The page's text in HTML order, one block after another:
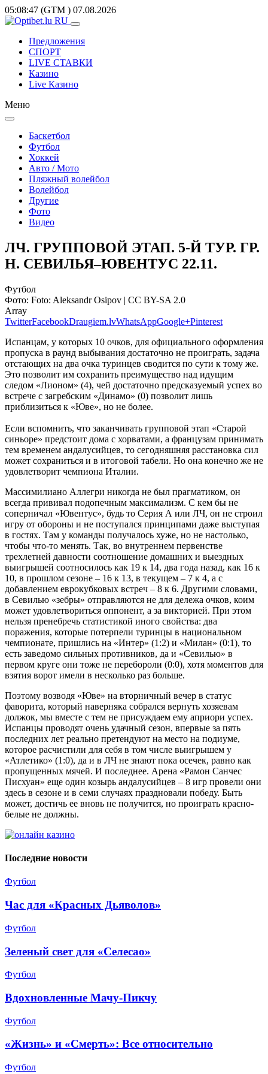
05:08:47 (GTM ) 07.08.2026
Предложения
СПОРТ
LIVE СТАВКИ
Казино
Live Казино
Меню
Баскетбол
Футбол
Хоккей
Авто / Мото
Пляжный волейбол
Волейбол
Другие
Фото
Видео
ЛЧ. ГРУППОВОЙ ЭТАП. 5-Й ТУР. ГР.
Н. СЕВИЛЬЯ–ЮВЕНТУС 22.11.
Футбол
Фото: Foto: Aleksandr Osipov | CC BY-SA 2.0
Array
TwitterFacebookDraugiem.lvWhatsAppGoogle+Pinterest
Испанцам, у которых 10 очков, для официального оформления
пропуска в раунд выбывания достаточно не проиграть, задача
отстающих на два очка туринцев сводится по сути к тому же.
Это позволит им сохранить преимущество над идущим
следом «Лионом» (4), чей достаточно предсказуемый успех во
встрече с загребским «Динамо» (0) позволит лишь
приблизиться к «Юве», но не более.
Если вспомнить, что заканчивать групповой этап «Старой
синьоре» предстоит дома с хорватами, а французам принимать
тем временем андалусийцев, то сегодняшняя расстановка сил
может сохраниться и в итоговой табели. Но она конечно же не
удовлетворит чемпиона Италии.
Массимилиано Аллегри никогда не был прагматиком, он
всегда прививал подопечным максимализм. С кем бы не
соперничал «Ювентус», будь то Серия А или ЛЧ, он не строил
игру от обороны и не поступался принципами даже выступая
в гостях. Там у команды получалось хуже, но не настолько,
чтобы что-то менять. Так, во внутреннем первенстве
трехлетней давности соотношение домашних и выездных
выигрышей соотносилось как 19 к 14, два года назад, как 16 к
10, в прошлом сезоне – 16 к 13, в текущем – 7 к 4, а с
добавлением еврокубковых встреч – 8 к 6. Другими словами,
в Севилью «зебры» отправляются не для дележа очков, коим
может удовлетвориться оппонент, а за викторией. При этом
нельзя пренебречь статистикой иного свойства: два
поражения, которые потерпели туринцы в национальном
чемпионате, пришлись на «Интер» (1:2) и «Милан» (0:1), то
есть заведомо сильных противников, да и «Севилью» в
первом круге они тоже не перебороли (0:0), хотя моментов для
взятия ворот имели в несколько раз больше.
Поэтому возводя «Юве» на вторничный вечер в статус
фаворита, который наверняка собрался вернуть хозяевам
должок, мы вместе с тем не присуждаем ему априори успех.
Испанцы проводят очень удачный сезон, впервые за пять
последних лет реально претендуют на место на подиуме,
которое расчистили для себя в том числе выигрышем у
«Атлетико» (1:0), да и в ЛЧ не знают пока осечек, равно как
пропущенных мячей. И последнее. Арена «Рамон Санчес
Писхуан» еще один козырь андалусийцев – 8 игр провели они
здесь в сезоне и в семи случаях праздновали победу. Быть
может, достичь ее вновь не получится, но проиграть красно-
белые не должны.
Последние новости
Футбол
Час для «Красных Дьяволов»
Футбол
Зеленый свет для «Селесао»
Футбол
Вдохновленные Мачу-Пикчу
Футбол
«Жизнь» и «Смерть»: Все относительно
Футбол